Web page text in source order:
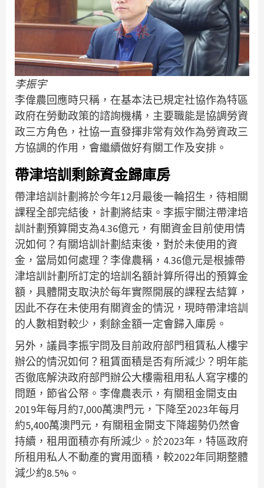
李振宇
李偉農回應時只稱，在基本法已規定社協作為特區
政府在勞動政策的諮詢機構，主要職能是協調勞資
政三方角色，社協一直發揮非常有效作為勞資政三
方協調的作用，會繼續做好有關工作及安排。
帶津培訓剩餘資金歸庫房
帶津培訓計劃將於今年12月最後一輪招生，待相關
課程全部完結後，計劃將結束。李振宇關注帶津培
訓計劃預算開支為4.36億元，有關資金目前使用情
況如何？有關培訓計劃結束後，對於未使用的資
金，當局如何處理？李偉農稱，4.36億元是根據帶
津培訓計劃所訂定的培訓名額計算所得出的預算金
額，具體開支取決於每年實際開展的課程去結算，
因此不存在未使用有關資金的情況，現時帶津培訓
的人數相對較少，剩餘金額一定會歸入庫房。
另外，議員李振宇問及目前政府部門租賃私人樓宇
辦公的情況如何？租賃面積是否有所減少？明年能
否徹底解決政府部門辦公大樓需租用私人寫字樓的
問題，節省公帑。李偉農表示，有關租金開支由
2019年每月約7,000萬澳門元，下降至2023年每月
約5,400萬澳門元，有關租金開支下降趨勢仍然會
持續，租用面積亦有所減少。於2023年，特區政府
所租用私人不動產的實用面積，較2022年同期整體
減少約8.5%。